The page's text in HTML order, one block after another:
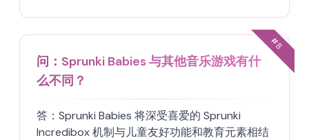
#
8
问： Sprunki Babies 与其他音乐游戏有什
么不同？
答： Sprunki Babies 将深受喜爱的 Sprunki
Incredibox 机制与儿童友好功能和教育元素相结